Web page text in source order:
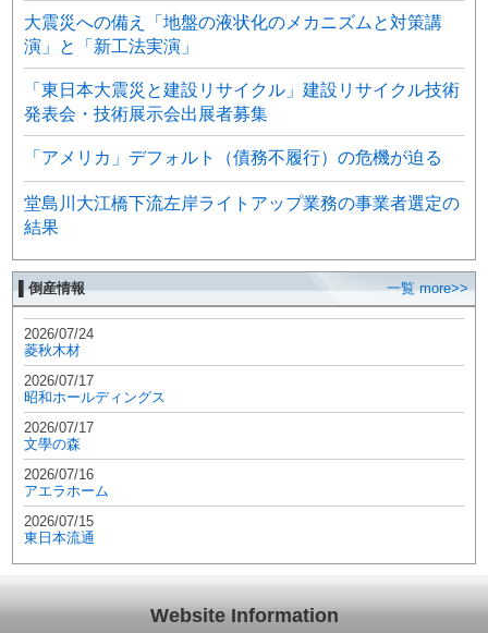
大震災への備え「地盤の液状化のメカニズムと対策講
演」と「新工法実演」
「東日本大震災と建設リサイクル」建設リサイクル技術
発表会・技術展示会出展者募集
「アメリカ」デフォルト（債務不履行）の危機が迫る
堂島川大江橋下流左岸ライトアップ業務の事業者選定の
結果
▌倒産情報 一覧 more>>
2026/07/24
菱秋木材
2026/07/17
昭和ホールディングス
2026/07/17
文學の森
2026/07/16
アエラホーム
2026/07/15
東日本流通
Website Information